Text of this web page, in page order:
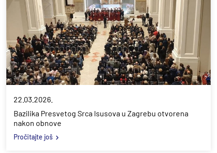
22.03.2026.
Bazilika Presvetog Srca Isusova u Zagrebu otvorena
nakon obnove
Pročitajte još